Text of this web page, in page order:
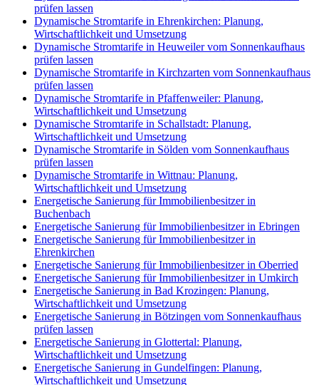
prüfen lassen
Dynamische Stromtarife in Ehrenkirchen: Planung,
Wirtschaftlichkeit und Umsetzung
Dynamische Stromtarife in Heuweiler vom Sonnenkaufhaus
prüfen lassen
Dynamische Stromtarife in Kirchzarten vom Sonnenkaufhaus
prüfen lassen
Dynamische Stromtarife in Pfaffenweiler: Planung,
Wirtschaftlichkeit und Umsetzung
Dynamische Stromtarife in Schallstadt: Planung,
Wirtschaftlichkeit und Umsetzung
Dynamische Stromtarife in Sölden vom Sonnenkaufhaus
prüfen lassen
Dynamische Stromtarife in Wittnau: Planung,
Wirtschaftlichkeit und Umsetzung
Energetische Sanierung für Immobilienbesitzer in
Buchenbach
Energetische Sanierung für Immobilienbesitzer in Ebringen
Energetische Sanierung für Immobilienbesitzer in
Ehrenkirchen
Energetische Sanierung für Immobilienbesitzer in Oberried
Energetische Sanierung für Immobilienbesitzer in Umkirch
Energetische Sanierung in Bad Krozingen: Planung,
Wirtschaftlichkeit und Umsetzung
Energetische Sanierung in Bötzingen vom Sonnenkaufhaus
prüfen lassen
Energetische Sanierung in Glottertal: Planung,
Wirtschaftlichkeit und Umsetzung
Energetische Sanierung in Gundelfingen: Planung,
Wirtschaftlichkeit und Umsetzung